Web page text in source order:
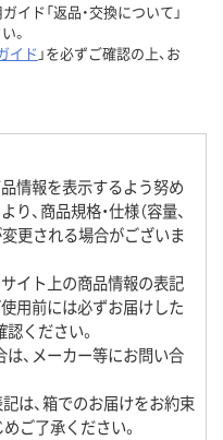
イド「返品・交換について」
。
イド 」を必ずご確認の上、お
情報を表示するよう努め
、商品規格・仕様（容量、
変更される場合がございま
イト上の商品情報の表記
用前には必ずお届けした
ください。
、メーカー等にお問い合
記は、箱でのお届けをお約束
ご了承ください。